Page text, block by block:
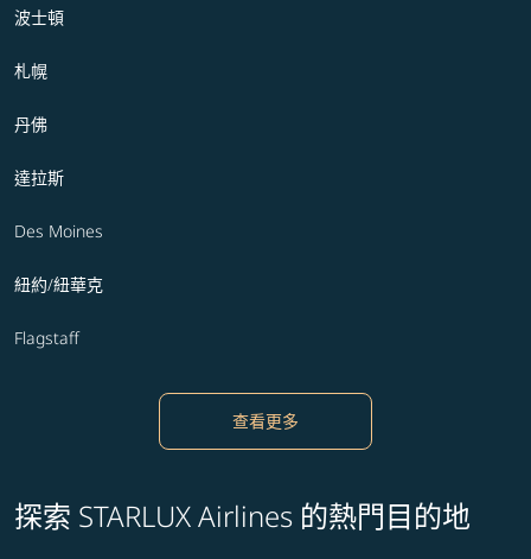
波士頓
札幌
丹佛
達拉斯
Des Moines
紐約/紐華克
Flagstaff
查看更多
探索 STARLUX Airlines 的熱門目的地